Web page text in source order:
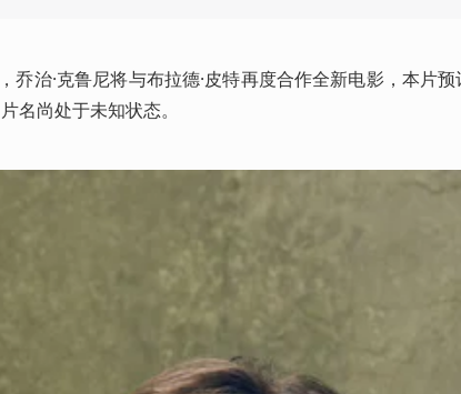
乔治·克鲁尼将与布拉德·皮特再度合作全新电影，本片
名尚处于未知状态。